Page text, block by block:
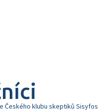
Českého klubu skeptiků Sisyfos